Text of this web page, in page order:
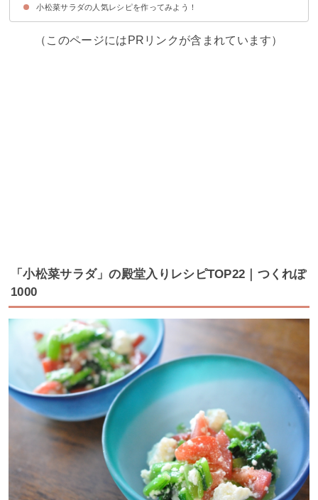
小松菜サラダの人気レシピを作ってみよう！
（このページにはPRリンクが含まれています）
「小松菜サラダ」の殿堂入りレシピTOP22｜つくれぽ
1000